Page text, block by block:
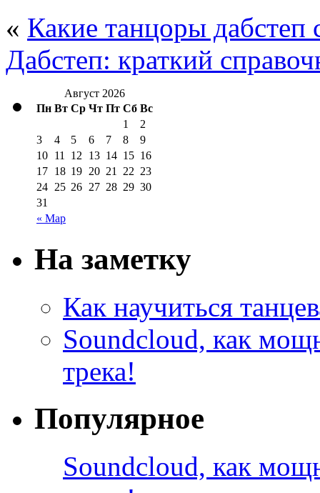
« Какие танцоры дабстеп
Дабстеп: краткий
Август 2026
Пн Вт Ср Чт Пт Сб Вс
« Мар
1
2
3
4 5 6 7 8
9
10 11 12 13 14 15 16
17 18 19 20 21 22 23
24 25 26 27 28 29 30
31
На заметку
Как научиться
Soundcloud, как
трека!
Популярное
Soundcloud, как